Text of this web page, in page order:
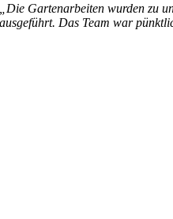
„Die Gartenarbeiten wurden zu
ausgeführt. Das Team war